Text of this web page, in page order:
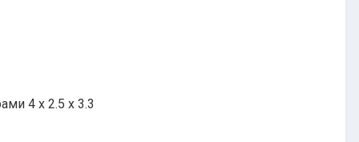
4 х 2.5 х 3.3